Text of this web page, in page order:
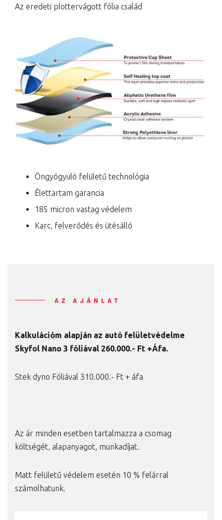
Az eredeti plottervágott fólia család
Öngyógyuló felületű technológia
Élettartam garancia
185 micron vastag védelem
Karc, felverődés és ütésálló
AZ AJÁNLAT
Kalkulációm alapján az autó felületvédelme
Skyfol Nano 3 fóliával 260.000.- Ft +Áfa.
Stek dyno Fóliával 310.000.- Ft + áfa
Az ár minden esetben tartalmazza a csomag
költségét, alapanyagot, munkadíjat.
Matt felületű védelem esetén 10 % felárral
számolhatunk.